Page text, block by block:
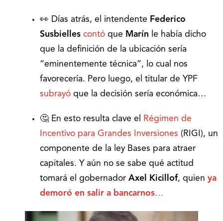
👀 Días atrás, el intendente Federico
Susbielles contó que Marín le había dicho
que la definición de la ubicación sería
“eminentemente técnica”, lo cual nos
favorecería. Pero luego, el titular de YPF
subrayó que la decisión sería económica…
🤔 En esto resulta clave el
Régimen de
Incentivo para Grandes Inversiones (RIGI), un
componente de la ley Bases para atraer
capitales. Y aún no se sabe qué actitud
tomará el gobernador Axel Kicillof, quien ya
demoró en salir a bancarnos…